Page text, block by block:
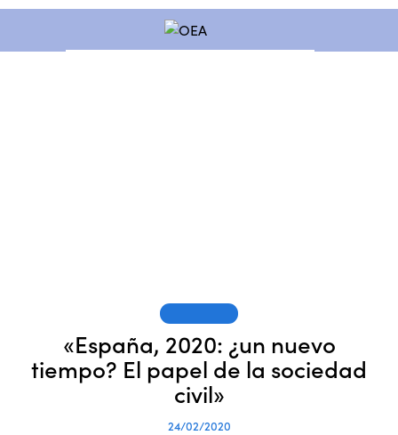
«España, 2020: ¿un nuevo
tiempo? El papel de la sociedad
civil»
24/02/2020